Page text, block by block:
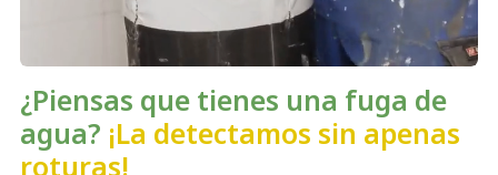
¿Piensas que tienes una fuga de
agua? ¡La detectamos sin apenas
roturas!